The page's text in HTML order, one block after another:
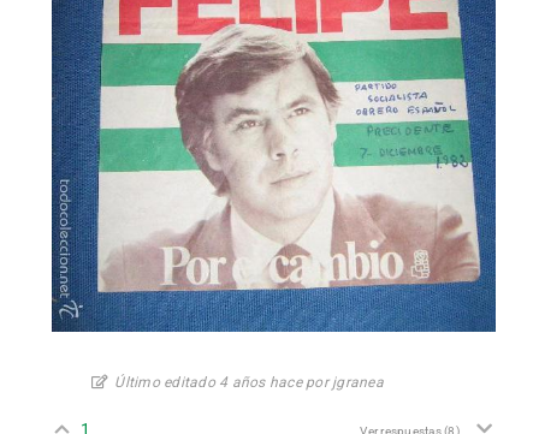
Último editado 4 años hace por jgranea
1 Ver respuestas(8)